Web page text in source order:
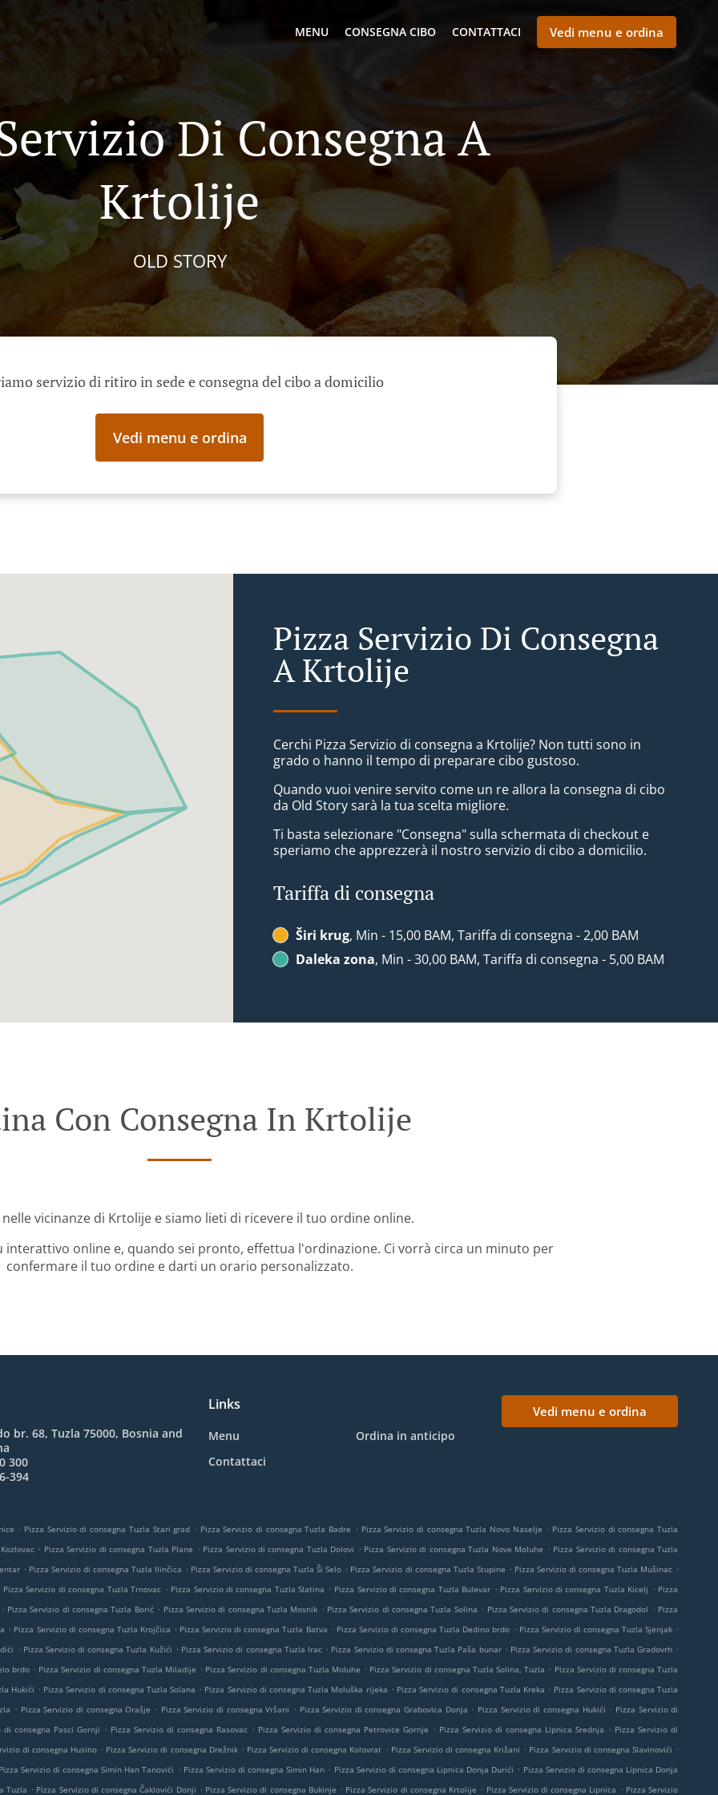
MENU CONSEGNA CIBO CONTATTACI Vedi menu e ordina
Di Consegna A
Krtolije
OLD STORY
servizio di ritiro in sede e consegna del cibo a domicilio
Vedi menu e ordina
Pizza Servizio Di Consegna
A Krtolije
Cerchi Pizza Servizio di consegna a Krtolije? Non tutti sono in
grado o hanno il tempo di preparare cibo gustoso.
Quando vuoi venire servito come un re allora la consegna di cibo
da Old Story sarà la tua scelta migliore.
Ti basta selezionare "Consegna" sulla schermata di checkout e
speriamo che apprezzerà il nostro servizio di cibo a domicilio.
Tariffa di consegna
Širi krug, Min - 15,00 BAM, Tariffa di consegna - 2,00 BAM
Daleka zona, Min - 30,00 BAM, Tariffa di consegna - 5,00 BAM
Con Consegna In Krtolije
nelle vicinanze di Krtolije e siamo lieti di ricevere il tuo ordine online.
interattivo online e, quando sei pronto, effettua l'ordinazione. Ci vorrà circa un minuto per
confermare il tuo ordine e darti un orario personalizzato.
br. 68, Tuzla 75000, Bosnia and
300
394
Links
Menu
Ordina in anticipo
Contattaci
Vedi menu e ordina
. Pizza Servizio di consegna Tuzla Stari grad . Pizza Servizio di consegna Tuzla Badre . Pizza Servizio di consegna Tuzla Novo Naselje . Pizza Servizio di consegna Tuzla
. Pizza Servizio di consegna Tuzla Plane . Pizza Servizio di consegna Tuzla Dolovi . Pizza Servizio di consegna Tuzla Nove Moluhe . Pizza Servizio di consegna Tuzla
. Pizza Servizio di consegna Tuzla Ilinčica . Pizza Servizio di consegna Tuzla Ši Selo . Pizza Servizio di consegna Tuzla Stupine . Pizza Servizio di consegna Tuzla Mušinac .
Pizza Servizio di consegna Tuzla Trnovac . Pizza Servizio di consegna Tuzla Slatina . Pizza Servizio di consegna Tuzla Bulevar . Pizza Servizio di consegna Tuzla Kicelj . Pizza
. Pizza Servizio di consegna Tuzla Borić . Pizza Servizio di consegna Tuzla Mosnik . Pizza Servizio di consegna Tuzla Solina . Pizza Servizio di consegna Tuzla Dragodol . Pizza
. Pizza Servizio di consegna Tuzla Krojčica . Pizza Servizio di consegna Tuzla Batva . Pizza Servizio di consegna Tuzla Dedino brdo . Pizza Servizio di consegna Tuzla Sjenjak .
. Pizza Servizio di consegna Tuzla Kužići . Pizza Servizio di consegna Tuzla Irac . Pizza Servizio di consegna Tuzla Paša bunar . Pizza Servizio di consegna Tuzla Gradovrh .
brdo . Pizza Servizio di consegna Tuzla Miladije . Pizza Servizio di consegna Tuzla Moluhe . Pizza Servizio di consegna Tuzla Solina, Tuzla . Pizza Servizio di consegna Tuzla
Hukići . Pizza Servizio di consegna Tuzla Solana . Pizza Servizio di consegna Tuzla Moluška rijeka . Pizza Servizio di consegna Tuzla Kreka . Pizza Servizio di consegna Tuzla
. Pizza Servizio di consegna Orašje . Pizza Servizio di consegna Vršani . Pizza Servizio di consegna Grabovica Donja . Pizza Servizio di consegna Hukići . Pizza Servizio di
di consegna Pasci Gornji . Pizza Servizio di consegna Rasovac . Pizza Servizio di consegna Petrovice Gornje . Pizza Servizio di consegna Lipnica Srednja . Pizza Servizio di
di consegna Husino . Pizza Servizio di consegna Drežnik . Pizza Servizio di consegna Kolovrat . Pizza Servizio di consegna Križani . Pizza Servizio di consegna Slavinovići .
Servizio di consegna Simin Han Tanovići . Pizza Servizio di consegna Simin Han . Pizza Servizio di consegna Lipnica Donja Durići . Pizza Servizio di consegna Lipnica Donja
Tuzla . Pizza Servizio di consegna Čaklovići Donji . Pizza Servizio di consegna Bukinje . Pizza Servizio di consegna Krtolije . Pizza Servizio di consegna Lipnica . Pizza Servizio